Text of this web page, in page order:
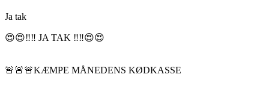
Ja tak
😍😍‼️‼️ JA TAK ‼️‼️😍😍
🚨🚨🚨KÆMPE MÅNEDENS KØDKASSE